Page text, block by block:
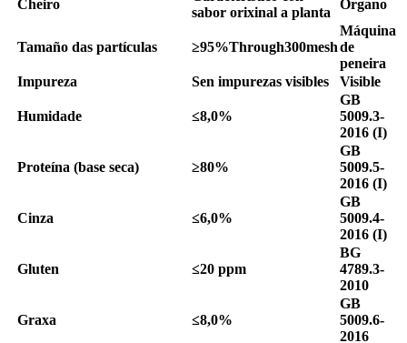
Cheiro
sabor orixinal a planta
Órgano
Tamaño das partículas ≥95%Through300mesh
Máquina
de
peneira
Impureza
Sen impurezas visibles Visible
Humidade ≤8,0%
GB
5009.3-
2016 (I)
Proteína (base seca) ≥80%
GB
5009.5-
2016 (I)
Cinza ≤6,0%
GB
5009.4-
2016 (I)
Gluten ≤20 ppm
BG
4789.3-
2010
Graxa ≤8,0%
GB
5009.6-
2016